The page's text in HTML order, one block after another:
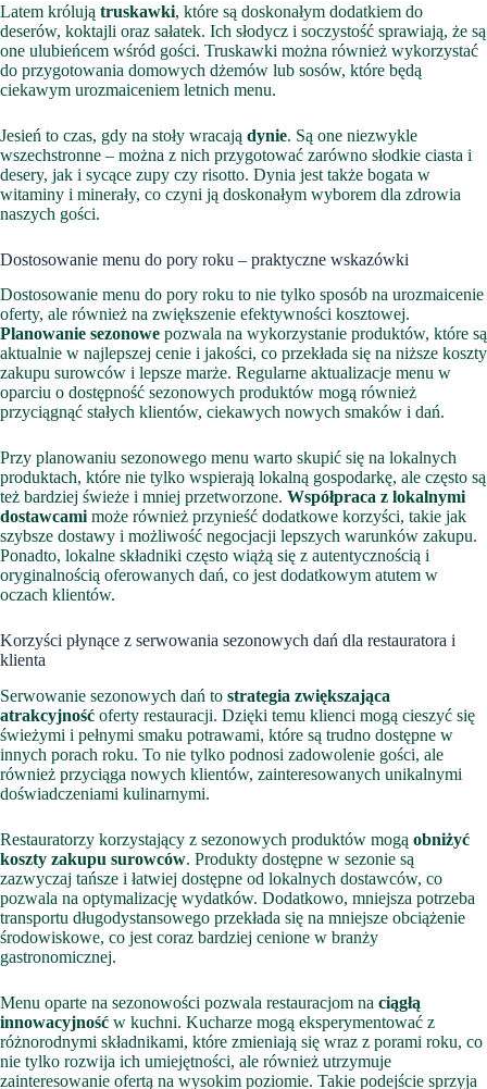
Latem królują truskawki, które są doskonałym dodatkiem do
deserów, koktajli oraz sałatek. Ich słodycz i soczystość sprawiają, że są
one ulubieńcem wśród gości. Truskawki można również wykorzystać
do przygotowania domowych dżemów lub sosów, które będą
ciekawym urozmaiceniem letnich menu.
Jesień to czas, gdy na stoły wracają dynie. Są one niezwykle
wszechstronne – można z nich przygotować zarówno słodkie ciasta i
desery, jak i sycące zupy czy risotto. Dynia jest także bogata w
witaminy i minerały, co czyni ją doskonałym wyborem dla zdrowia
naszych gości.
Dostosowanie menu do pory roku – praktyczne wskazówki
Dostosowanie menu do pory roku to nie tylko sposób na urozmaicenie
oferty, ale również na zwiększenie efektywności kosztowej.
Planowanie sezonowe pozwala na wykorzystanie produktów, które są
aktualnie w najlepszej cenie i jakości, co przekłada się na niższe koszty
zakupu surowców i lepsze marże. Regularne aktualizacje menu w
oparciu o dostępność sezonowych produktów mogą również
przyciągnąć stałych klientów, ciekawych nowych smaków i dań.
Przy planowaniu sezonowego menu warto skupić się na lokalnych
produktach, które nie tylko wspierają lokalną gospodarkę, ale często są
też bardziej świeże i mniej przetworzone. Współpraca z lokalnymi
dostawcami może również przynieść dodatkowe korzyści, takie jak
szybsze dostawy i możliwość negocjacji lepszych warunków zakupu.
Ponadto, lokalne składniki często wiążą się z autentycznością i
oryginalnością oferowanych dań, co jest dodatkowym atutem w
oczach klientów.
Korzyści płynące z serwowania sezonowych dań dla restauratora i
klienta
Serwowanie sezonowych dań to strategia zwiększająca
atrakcyjność oferty restauracji. Dzięki temu klienci mogą cieszyć się
świeżymi i pełnymi smaku potrawami, które są trudno dostępne w
innych porach roku. To nie tylko podnosi zadowolenie gości, ale
również przyciąga nowych klientów, zainteresowanych unikalnymi
doświadczeniami kulinarnymi.
Restauratorzy korzystający z sezonowych produktów mogą obniżyć
koszty zakupu surowców. Produkty dostępne w sezonie są
zazwyczaj tańsze i łatwiej dostępne od lokalnych dostawców, co
pozwala na optymalizację wydatków. Dodatkowo, mniejsza potrzeba
transportu długodystansowego przekłada się na mniejsze obciążenie
środowiskowe, co jest coraz bardziej cenione w branży
gastronomicznej.
Menu oparte na sezonowości pozwala restauracjom na ciągłą
innowacyjność w kuchni. Kucharze mogą eksperymentować z
różnorodnymi składnikami, które zmieniają się wraz z porami roku, co
nie tylko rozwija ich umiejętności, ale również utrzymuje
zainteresowanie ofertą na wysokim poziomie. Takie podejście sprzyja